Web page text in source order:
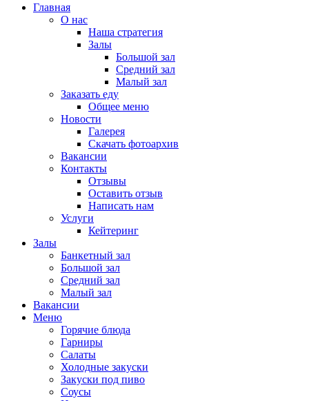
Главная
О нас
Наша стратегия
Залы
Большой зал
Средний зал
Малый зал
Заказать еду
Общее меню
Новости
Галерея
Скачать фотоархив
Вакансии
Контакты
Отзывы
Оставить отзыв
Написать нам
Услуги
Кейтеринг
Залы
Банкетный зал
Большой зал
Средний зал
Малый зал
Вакансии
Меню
Горячие блюда
Гарниры
Салаты
Холодные закуски
Закуски под пиво
Соусы